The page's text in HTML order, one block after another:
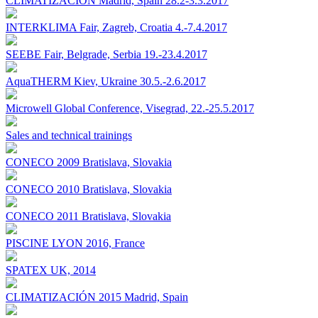
INTERKLIMA Fair, Zagreb, Croatia 4.-7.4.2017
SEEBE Fair, Belgrade, Serbia 19.-23.4.2017
AquaTHERM Kiev, Ukraine 30.5.-2.6.2017
Microwell Global Conference, Visegrad, 22.-25.5.2017
Sales and technical trainings
CONECO 2009 Bratislava, Slovakia
CONECO 2010 Bratislava, Slovakia
CONECO 2011 Bratislava, Slovakia
PISCINE LYON 2016, France
SPATEX UK, 2014
CLIMATIZACIÓN 2015 Madrid, Spain